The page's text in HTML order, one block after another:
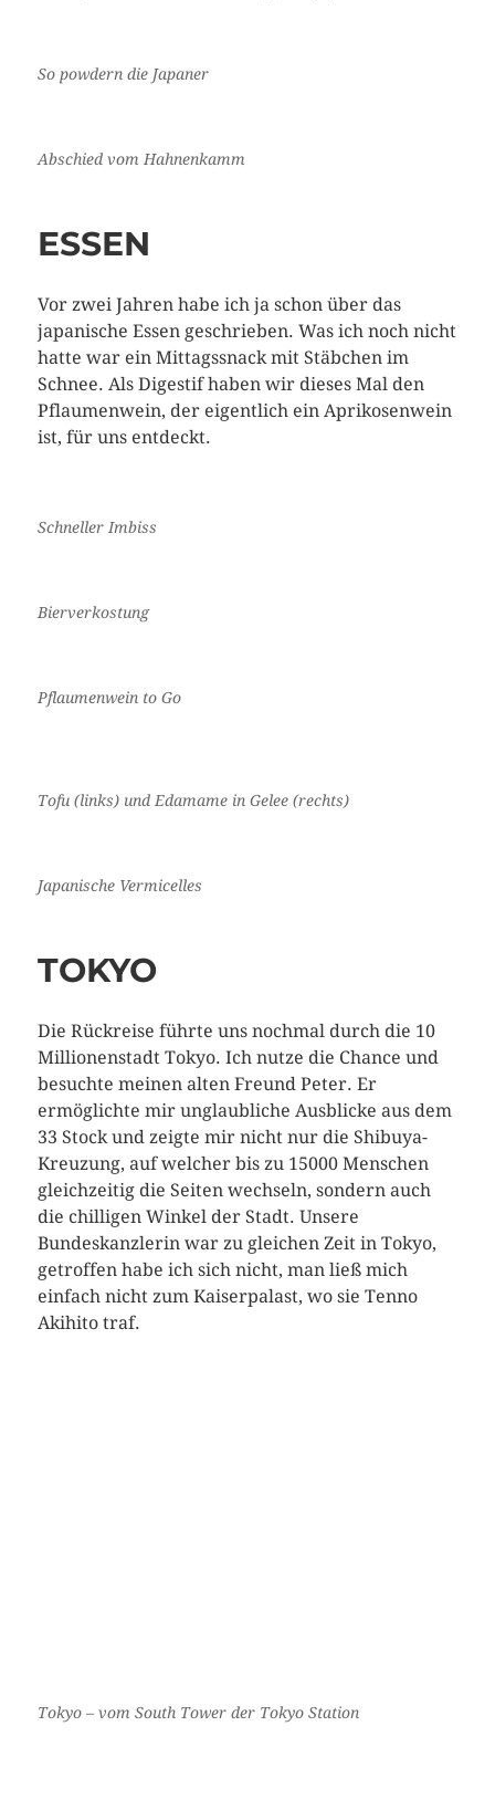
So powdern die Japaner
Abschied vom Hahnenkamm
ESSEN
Vor zwei Jahren habe ich ja schon über das
japanische Essen geschrieben. Was ich noch nicht
hatte war ein Mittagssnack mit Stäbchen im
Schnee. Als Digestif haben wir dieses Mal den
Pflaumenwein, der eigentlich ein Aprikosenwein
ist, für uns entdeckt.
Schneller Imbiss
Bierverkostung
Pflaumenwein to Go
Tofu (links) und Edamame in Gelee (rechts)
Japanische Vermicelles
TOKYO
Die Rückreise führte uns nochmal durch die 10
Millionenstadt Tokyo. Ich nutze die Chance und
besuchte meinen alten Freund Peter. Er
ermöglichte mir unglaubliche Ausblicke aus dem
33 Stock und zeigte mir nicht nur die Shibuya-
Kreuzung, auf welcher bis zu 15000 Menschen
gleichzeitig die Seiten wechseln, sondern auch
die chilligen Winkel der Stadt. Unsere
Bundeskanzlerin war zu gleichen Zeit in Tokyo,
getroffen habe ich sich nicht, man ließ mich
einfach nicht zum Kaiserpalast, wo sie Tenno
Akihito traf.